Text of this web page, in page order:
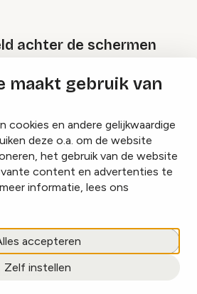
maakt gebruik van
cookies en andere gelijkwaardige
deze o.a. om de website
het gebruik van de website
content en advertenties te
informatie, lees ons
accepteren
Zelf instellen
achter de schermen
Festival Specials